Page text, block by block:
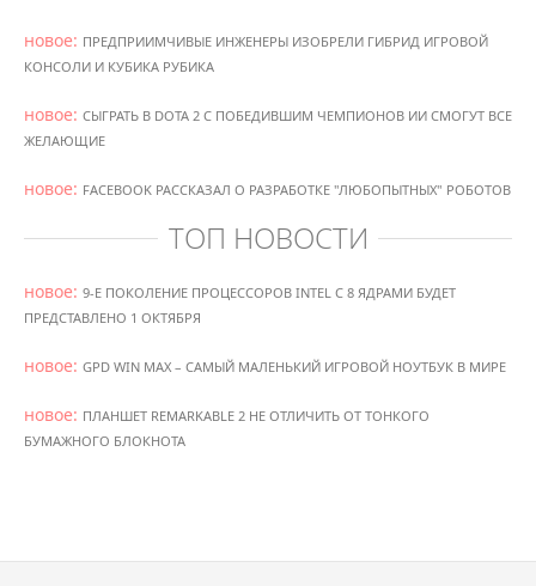
новое: ПРЕДПРИИМЧИВЫЕ ИНЖЕНЕРЫ ИЗОБРЕЛИ ГИБРИД ИГРОВОЙ
КОНСОЛИ И КУБИКА РУБИКА
новое: СЫГРАТЬ В DOTA 2 С ПОБЕДИВШИМ ЧЕМПИОНОВ ИИ СМОГУТ ВСЕ
ЖЕЛАЮЩИЕ
новое: FACEBOOK РАССКАЗАЛ О РАЗРАБОТКЕ "ЛЮБОПЫТНЫХ" РОБОТОВ
ТОП НОВОСТИ
новое: 9-Е ПОКОЛЕНИЕ ПРОЦЕССОРОВ INTEL С 8 ЯДРАМИ БУДЕТ
ПРЕДСТАВЛЕНО 1 ОКТЯБРЯ
новое: GPD WIN MAX – САМЫЙ МАЛЕНЬКИЙ ИГРОВОЙ НОУТБУК В МИРЕ
новое: ПЛАНШЕТ REMARKABLE 2 НЕ ОТЛИЧИТЬ ОТ ТОНКОГО
БУМАЖНОГО БЛОКНОТА